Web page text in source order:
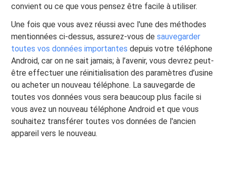
convient ou ce que vous pensez être facile à utiliser.
Une fois que vous avez réussi avec l'une des méthodes
mentionnées ci-dessus, assurez-vous desauvegarder
toutes vos données importantes depuis votre téléphone
Android, car on ne sait jamais; à l’avenir, vous devrez peut-
être effectuer une réinitialisation des paramètres d’usine
ou acheter un nouveau téléphone. La sauvegarde de
toutes vos données vous sera beaucoup plus facile si
vous avez un nouveau téléphone Android et que vous
souhaitez transférer toutes vos données de l'ancien
appareil vers le nouveau.